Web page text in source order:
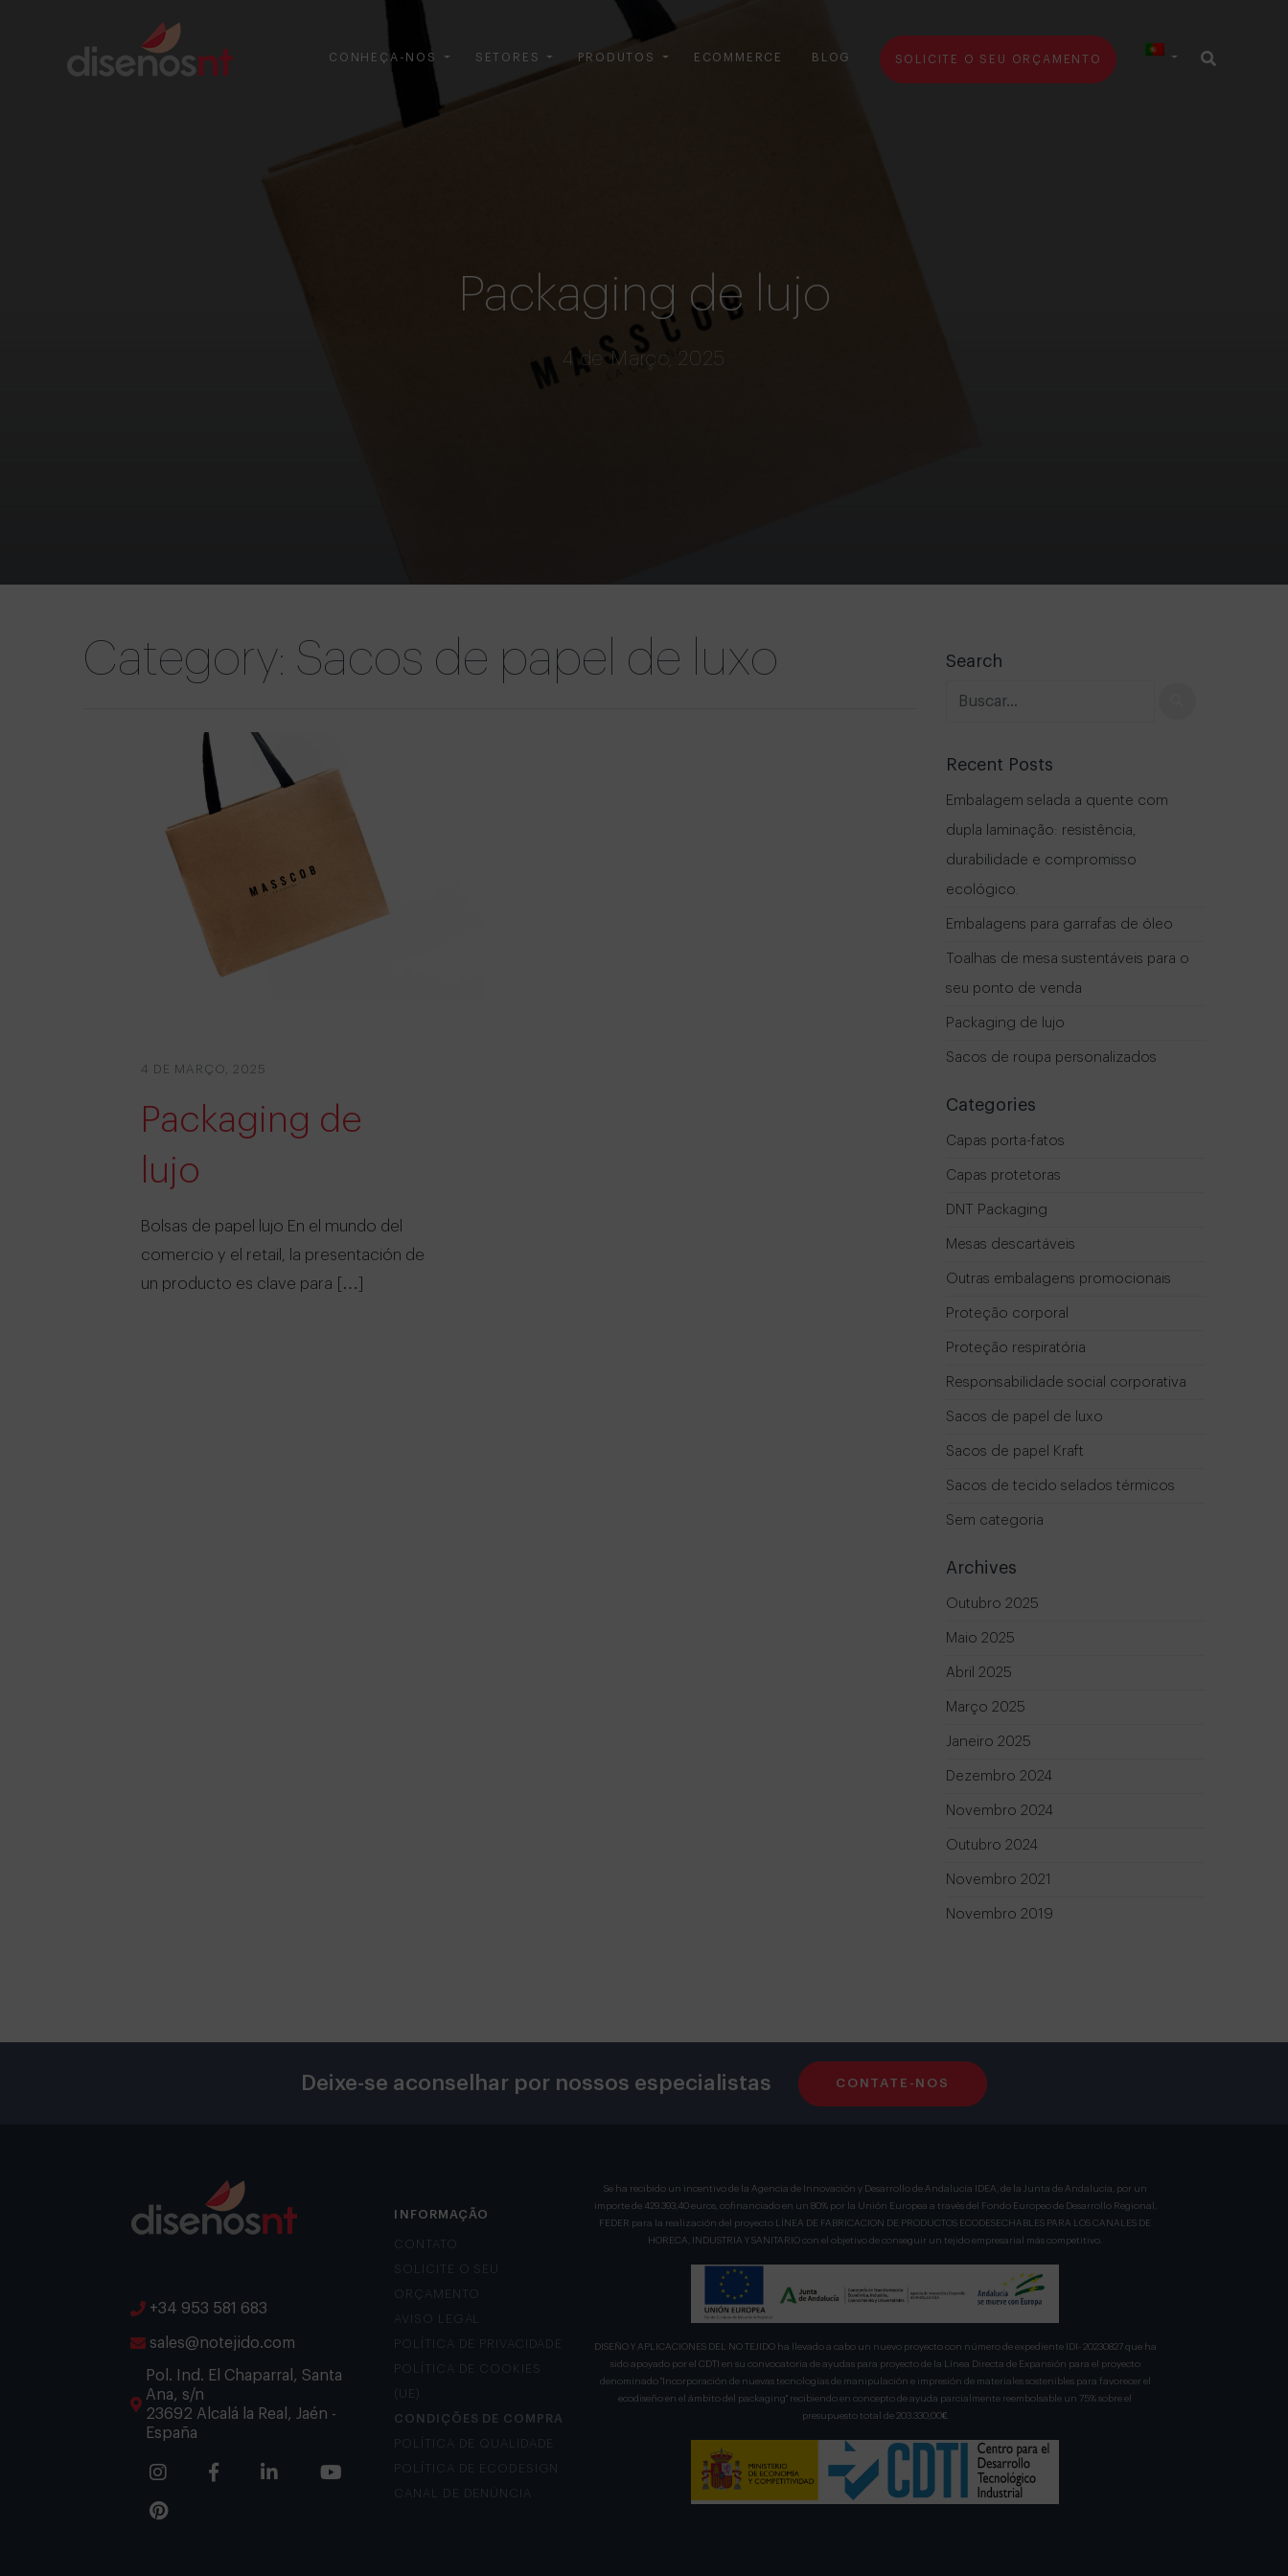
CONHEÇA-NOS SETORES PRODUTOS ECOMMERCE BLOG SOLICITE O SEU ORÇAMENTO
Packaging de lujo
4 de Março, 2025
Category: Sacos de papel de luxo
4 DE MARÇO, 2025
Packaging de
lujo
Bolsas de papel lujo En el mundo del
comercio y el retail, la presentación de
un producto es clave para […]
Search
Recent Posts
Embalagem selada a quente com
dupla laminação: resistência,
durabilidade e compromisso
ecológico.
Embalagens para garrafas de óleo
Toalhas de mesa sustentáveis ​​para o
seu ponto de venda
Packaging de lujo
Sacos de roupa personalizados
Categories
Capas porta-fatos
Capas protetoras
DNT Packaging
Mesas descartáveis
Outras embalagens promocionais
Proteção corporal
Proteção respiratória
Responsabilidade social corporativa
Sacos de papel de luxo
Sacos de papel Kraft
Sacos de tecido selados térmicos
Sem categoria
Archives
Outubro 2025
Maio 2025
Abril 2025
Março 2025
Janeiro 2025
Dezembro 2024
Novembro 2024
Outubro 2024
Novembro 2021
Novembro 2019
Deixe-se aconselhar por nossos especialistas CONTATE-NOS
+34 953 581 683
sales@notejido.com
Pol. Ind. El Chaparral, Santa
Ana, s/n
23692 Alcalá la Real, Jaén -
España
INFORMAÇÃO
CONTATO
SOLICITE O SEU
ORÇAMENTO
AVISO LEGAL
POLÍTICA DE PRIVACIDADE
POLÍTICA DE COOKIES
CONDIÇÕES DE COMPRA
POLÍTICA DE QUALIDADE
POLÍTICA DE ECODESIGN
CANAL DE DENÚNCIA
Se ha recibido un incentivo de la Agencia de Innovación y Desarrollo de Andalucía IDEA, de la Junta de Andalucía, por un
importe de 429.393,40 euros, cofinanciado en un 80% por la Unión Europea a través del Fondo Europeo de Desarrollo Regional,
FEDER para la realización del proyecto LÍNEA DE FABRICACION DE PRODUCTOS ECODESECHABLES PARA LOS CANALES DE
HORECA, INDUSTRIA Y SANITARIO con el objetivo de conseguir un tejido empresarial más competitivo.
DISEÑO Y APLICACIONES DEL NO TEJIDO ha llevado a cabo un nuevo proyecto con número de expediente IDI- 20230827 que ha
sido apoyado por el CDTI en su convocatoria de ayudas para proyecto de la Línea Directa de Expansión para el proyecto
denominado "Incorporación de nuevas tecnologías de manipulación e impresión de materiales sostenibles para favorecer el
ecodiseño en el ámbito del packaging" recibiendo en concepto de ayuda parcialmente reembolsable un 75% sobre el
presupuesto total de 203.330,00€.